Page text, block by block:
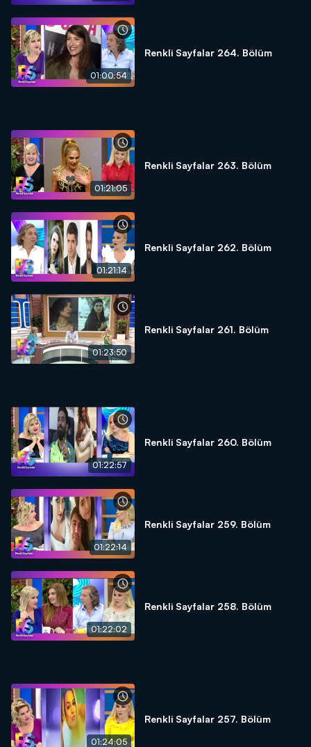
01:00:54
Renkli Sayfalar 264. Bölüm
01:21:05
Renkli Sayfalar 263. Bölüm
01:21:14
Renkli Sayfalar 262. Bölüm
01:23:50
Renkli Sayfalar 261. Bölüm
01:22:57
Renkli Sayfalar 260. Bölüm
01:22:14
Renkli Sayfalar 259. Bölüm
01:22:02
Renkli Sayfalar 258. Bölüm
01:24:05
Renkli Sayfalar 257. Bölüm